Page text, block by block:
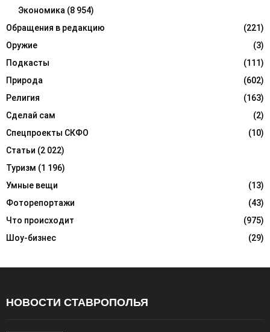
Экономика (8 954)
Обращения в редакцию
(221)
Оружие
(3)
Подкасты
(111)
Природа
(602)
Религия
(163)
Сделай сам
(2)
Спецпроекты СКФО
(10)
Статьи (2 022)
Туризм (1 196)
Умные вещи
(13)
Фоторепортажи
(43)
Что происходит
(975)
Шоу-бизнес
(29)
НОВОСТИ СТАВРОПОЛЬЯ